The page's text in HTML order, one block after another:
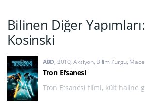
Bilinen Diğer
Kosinski
ABD 2010 Aksiyon, Bilim Kurgu,
Tron Efsanesi
Tron Efsanesi filmi, kült haline